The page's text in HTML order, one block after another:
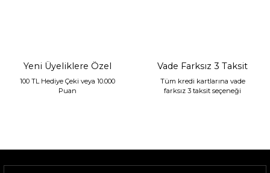
Yeni Üyeliklere Özel
100 TL Hediye Çeki veya 10.000
Puan
Vade Farksız 3 Taksit
Tüm kredi kartlarına vade
farksız 3 taksit seçeneği